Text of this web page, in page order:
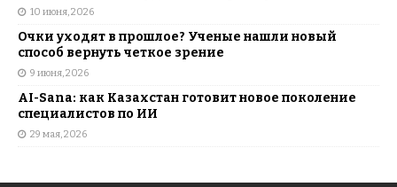
10 июня, 2026
Очки уходят в прошлое? Ученые нашли новый
способ вернуть четкое зрение
9 июня, 2026
AI-Sana: как Казахстан готовит новое поколение
специалистов по ИИ
29 мая, 2026